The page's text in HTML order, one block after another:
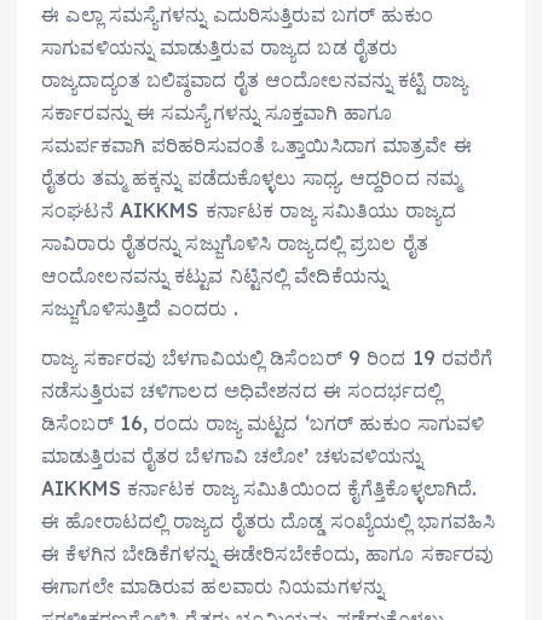
ಈ ಎಲ್ಲಾ ಸಮಸ್ಯೆಗಳನ್ನು ಎದುರಿಸುತ್ತಿರುವ ಬಗರ್ ಹುಕುಂ
ಸಾಗುವಳಿಯನ್ನು ಮಾಡುತ್ತಿರುವ ರಾಜ್ಯದ ಬಡ ರೈತರು
ರಾಜ್ಯದಾದ್ಯಂತ ಬಲಿಷ್ಠವಾದ ರೈತ ಆಂದೋಲನವನ್ನು ಕಟ್ಟಿ ರಾಜ್ಯ
ಸರ್ಕಾರವನ್ನು ಈ ಸಮಸ್ಯೆಗಳನ್ನು ಸೂಕ್ತವಾಗಿ ಹಾಗೂ
ಸಮರ್ಪಕವಾಗಿ ಪರಿಹರಿಸುವಂತೆ ಒತ್ತಾಯಿಸಿದಾಗ ಮಾತ್ರವೇ ಈ
ರೈತರು ತಮ್ಮ ಹಕ್ಕನ್ನು ಪಡೆದುಕೊಳ್ಳಲು ಸಾಧ್ಯ. ಆದ್ದರಿಂದ ನಮ್ಮ
ಸಂಘಟನೆ AIKKMS ಕರ್ನಾಟಕ ರಾಜ್ಯ ಸಮಿತಿಯು ರಾಜ್ಯದ
ಸಾವಿರಾರು ರೈತರನ್ನು ಸಜ್ಜುಗೊಳಿಸಿ ರಾಜ್ಯದಲ್ಲಿ ಪ್ರಬಲ ರೈತ
ಆಂದೋಲನವನ್ನು ಕಟ್ಟುವ ನಿಟ್ಟಿನಲ್ಲಿ ವೇದಿಕೆಯನ್ನು
ಸಜ್ಜುಗೊಳಿಸುತ್ತಿದೆ ಎಂದರು .
ರಾಜ್ಯ ಸರ್ಕಾರವು ಬೆಳಗಾವಿಯಲ್ಲಿ ಡಿಸೆಂಬರ್ 9 ರಿಂದ 19 ರವರೆಗೆ
ನಡೆಸುತ್ತಿರುವ ಚಳಿಗಾಲದ ಅಧಿವೇಶನದ ಈ ಸಂದರ್ಭದಲ್ಲಿ
ಡಿಸೆಂಬರ್ 16, ರಂದು ರಾಜ್ಯ ಮಟ್ಟದ ‘ಬಗರ್ ಹುಕುಂ ಸಾಗುವಳಿ
ಮಾಡುತ್ತಿರುವ ರೈತರ ಬೆಳಗಾವಿ ಚಲೋ’ ಚಳುವಳಿಯನ್ನು
AIKKMS ಕರ್ನಾಟಕ ರಾಜ್ಯ ಸಮಿತಿಯಿಂದ ಕೈಗೆತ್ತಿಕೊಳ್ಳಲಾಗಿದೆ.
ಈ ಹೋರಾಟದಲ್ಲಿ ರಾಜ್ಯದ ರೈತರು ದೊಡ್ಡ ಸಂಖ್ಯೆಯಲ್ಲಿ ಭಾಗವಹಿಸಿ
ಈ ಕೆಳಗಿನ ಬೇಡಿಕೆಗಳನ್ನು ಈಡೇರಿಸಬೇಕೆಂದು, ಹಾಗೂ ಸರ್ಕಾರವು
ಈಗಾಗಲೇ ಮಾಡಿರುವ ಹಲವಾರು ನಿಯಮಗಳನ್ನು